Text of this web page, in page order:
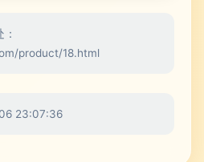
product/18.html
23:07:36